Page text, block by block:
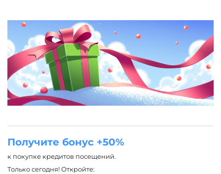
Получите бонус +50%
к покупке кредитов посещений.
Только сегодня! Откройте: